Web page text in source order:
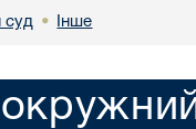
суд • Інше